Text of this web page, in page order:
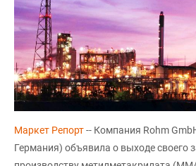
Маркет Репорт-- Компания Rohm
Германия) объявила о выходе своего